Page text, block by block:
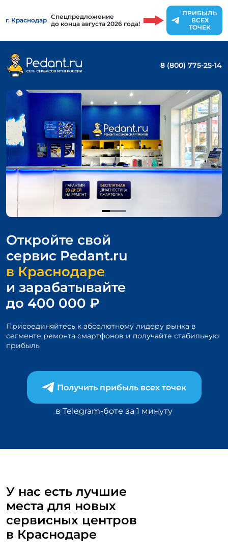
г. Краснодар Спецпредложение
до конца августа 2026 года!
ПРИБЫЛЬ
ВСЕХ
ТОЧЕК
8 (800) 775-25-14
Откройте свой
сервис Pedant.ru
в Краснодаре
и зарабатывайте
до 400 000 ₽
Присоединяйтесь к абсолютному лидеру рынка в
сегменте ремонта смартфонов и получайте стабильную
прибыль
Получить прибыль всех точек
в Telegram-боте за 1 минуту
of
У нас есть лучшие
места для новых
сервисных центров
в Краснодаре